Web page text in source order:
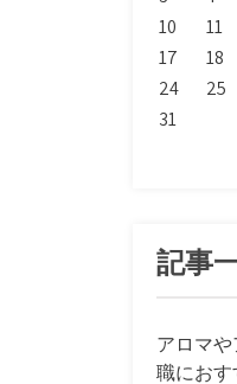
10
11
17
18
24
25
31
記事
アロマ
職にお